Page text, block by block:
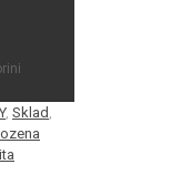
, Sklad